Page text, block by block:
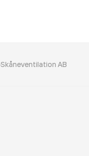
Skåneventilation AB